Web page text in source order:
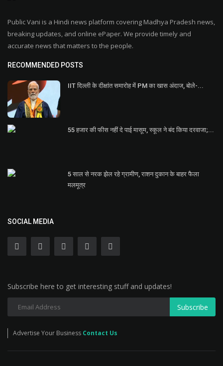
Public Vani is a Hindi news platform covering Madhya Pradesh news,
breaking updates, and online ePaper. We provide timely and
accurate news that matters to the people.
RECOMMENDED POSTS
IIT दिल्ली के दीक्षांत समारोह में PM का खास अंदाज, बोले-...
55 हजार की फीस नहीं दे पाई मासूम, स्कूल ने बंद किया दरवाजा;...
5 साल से नरक झेल रहे ग्रामीण, राशन दुकान के बाहर फैला
मलमूत्र
SOCIAL MEDIA
Subscribe here to get interesting stuff and updates!
Subscribe
Advertise Your Business Contact Us